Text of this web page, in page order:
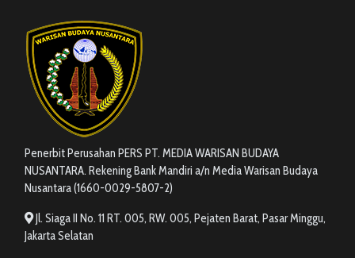
Penerbit Perusahan PERS PT. MEDIA WARISAN BUDAYA
NUSANTARA. Rekening Bank Mandiri a/n Media Warisan Budaya
Nusantara (1660-0029-5807-2)
Jl. Siaga II No. 11 RT. 005, RW. 005, Pejaten Barat, Pasar Minggu,
Jakarta Selatan